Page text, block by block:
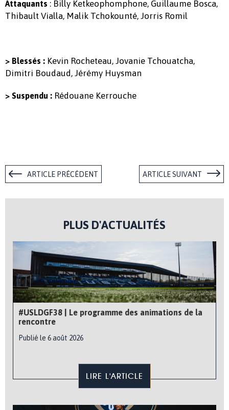
Attaquants : Billy Ketkeophomphone, Guillaume Bosca,
Thibault Vialla, Malik Tchokounté, Jorris Romil
> Blessés : Kevin Rocheteau, Jovanie Tchouatcha,
Dimitri Boudaud, Jérémy Huysman
> Suspendu : Rédouane Kerrouche
ARTICLE PRÉCÉDENT ARTICLE SUIVANT
PLUS D'ACTUALITÉS
#USLDGF38 | Le programme des animations de la
rencontre
Publié le 6 août 2026
LIRE L'ARTICLE